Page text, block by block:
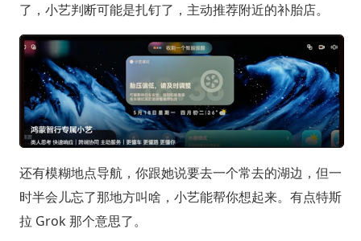
了，小艺判断可能是扎钉了，主动推荐附近的补胎店。
还有模糊地点导航，你跟她说要去一个常去的湖边，但一
时半会儿忘了那地方叫啥，小艺能帮你想起来。有点特斯
拉 Grok 那个意思了。